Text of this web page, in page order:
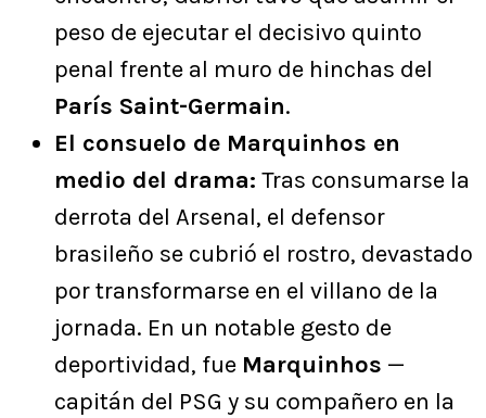
peso de ejecutar el decisivo quinto
penal frente al muro de hinchas del
París Saint-Germain.
El consuelo de Marquinhos en
medio del drama: Tras consumarse la
derrota del Arsenal, el defensor
brasileño se cubrió el rostro, devastado
por transformarse en el villano de la
jornada. En un notable gesto de
deportividad, fue Marquinhos —
capitán del PSG y su compañero en la